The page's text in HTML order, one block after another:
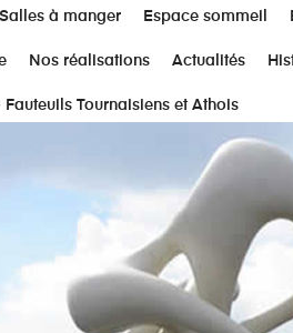
Salles à manger Espace sommeil
Nos réalisations Actualités
Tournaisiens et Athois